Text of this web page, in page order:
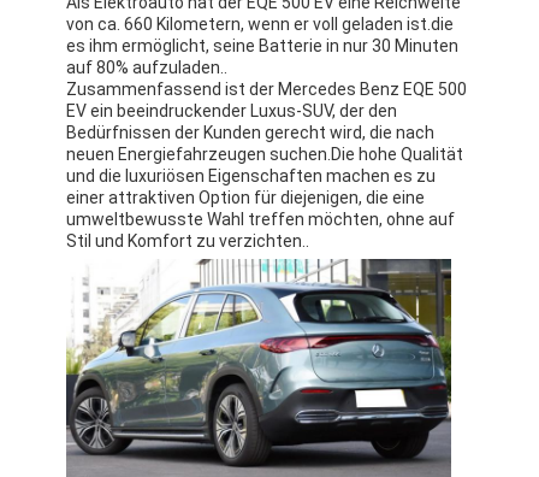
von ca. 660 Kilometern, wenn er voll geladen ist.die
es ihm ermöglicht, seine Batterie in nur 30 Minuten
auf 80% aufzuladen..
Zusammenfassend ist der Mercedes Benz EQE 500
EV ein beeindruckender Luxus-SUV, der den
Bedürfnissen der Kunden gerecht wird, die nach
neuen Energiefahrzeugen suchen.Die hohe Qualität
und die luxuriösen Eigenschaften machen es zu
einer attraktiven Option für diejenigen, die eine
umweltbewusste Wahl treffen möchten, ohne auf
Stil und Komfort zu verzichten..